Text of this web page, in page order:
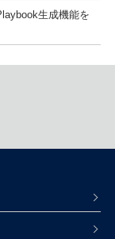
生成機能を